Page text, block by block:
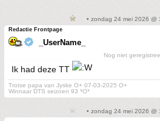
• zondag 24 mei 2026 @
Redactie Frontpage
_UserName_
Nog niet
Ik had deze TT
Trotse papa van Jyske O+ 07-03-2025 O+
Winnaar DTS seizoen 93 *O*
• zondag 24 mei 2026 @